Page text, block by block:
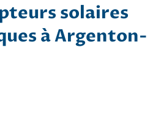
solaires
à Argenton-